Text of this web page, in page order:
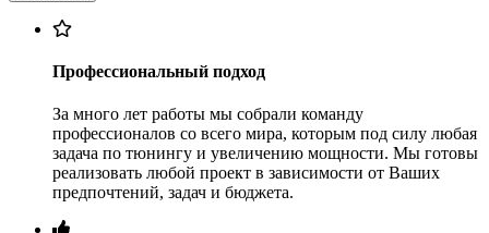
Профессиональный подход
За много лет работы мы собрали команду
профессионалов со всего мира, которым под силу любая
задача по тюнингу и увеличению мощности. Мы готовы
реализовать любой проект в зависимости от Ваших
предпочтений, задач и бюджета.